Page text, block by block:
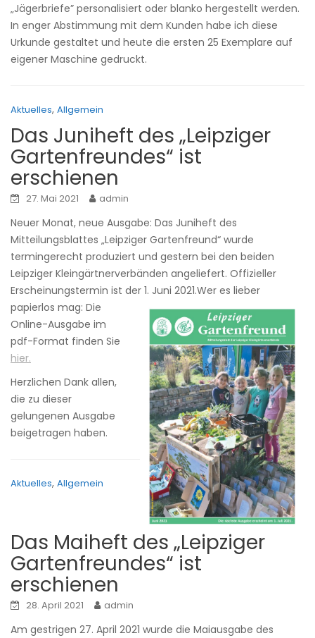
„Jägerbriefe” personalisiert oder blanko hergestellt werden.
In enger Abstimmung mit dem Kunden habe ich diese
Urkunde gestaltet und heute die ersten 25 Exemplare auf
eigener Maschine gedruckt.
Aktuelles, Allgemein
Das Juniheft des „Leipziger
Gartenfreundes“ ist
erschienen
27. Mai 2021 admin
Neuer Monat, neue Ausgabe: Das Juniheft des
Mitteilungsblattes „Leipziger Gartenfreund“ wurde
termingerecht produziert und gestern bei den beiden
Leipziger Kleingärtnerverbänden angeliefert. Offizieller
Erscheinungstermin ist der 1. Juni 2021.Wer es lieber
papierlos mag: Die
Online-Ausgabe im
pdf-Format finden Sie
hier.
Herzlichen Dank allen,
die zu dieser
gelungenen Ausgabe
beigetragen haben.
Aktuelles, Allgemein
Das Maiheft des „Leipziger
Gartenfreundes“ ist
erschienen
28. April 2021 admin
Am gestrigen 27. April 2021 wurde die Maiausgabe des